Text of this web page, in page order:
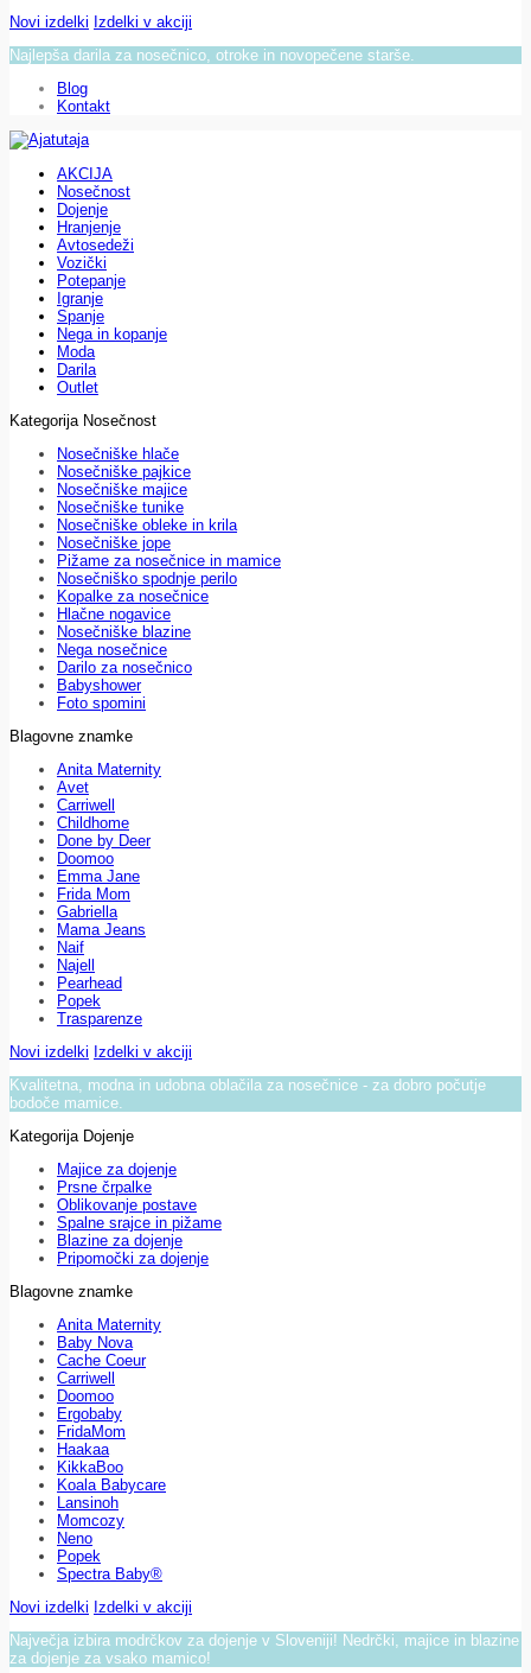
Novi izdelki Izdelki v akciji
Najlepša darila za nosečnico, otroke in novopečene starše.
Blog
Kontakt
AKCIJA
Nosečnost
Dojenje
Hranjenje
Avtosedeži
Vozički
Potepanje
Igranje
Spanje
Nega in kopanje
Moda
Darila
Outlet
Kategorija Nosečnost
Nosečniške hlače
Nosečniške pajkice
Nosečniške majice
Nosečniške tunike
Nosečniške obleke in krila
Nosečniške jope
Pižame za nosečnice in mamice
Nosečniško spodnje perilo
Kopalke za nosečnice
Hlačne nogavice
Nosečniške blazine
Nega nosečnice
Darilo za nosečnico
Babyshower
Foto spomini
Blagovne znamke
Anita Maternity
Avet
Carriwell
Childhome
Done by Deer
Doomoo
Emma Jane
Frida Mom
Gabriella
Mama Jeans
Naif
Najell
Pearhead
Popek
Trasparenze
Novi izdelki Izdelki v akciji
Kvalitetna, modna in udobna oblačila za nosečnice - za dobro počutje
bodoče mamice.
Kategorija Dojenje
Majice za dojenje
Prsne črpalke
Oblikovanje postave
Spalne srajce in pižame
Blazine za dojenje
Pripomočki za dojenje
Blagovne znamke
Anita Maternity
Baby Nova
Cache Coeur
Carriwell
Doomoo
Ergobaby
FridaMom
Haakaa
KikkaBoo
Koala Babycare
Lansinoh
Momcozy
Neno
Popek
Spectra Baby®
Novi izdelki Izdelki v akciji
Največja izbira modrčkov za dojenje v Sloveniji! Nedrčki, majice in blazine
za dojenje za vsako mamico!